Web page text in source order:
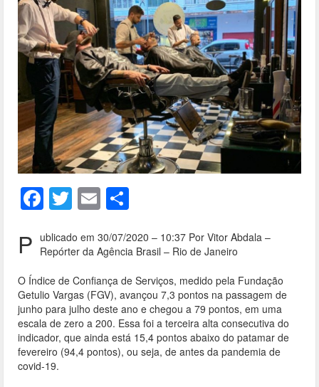
F
ac
e
b
o
o
k
T
w
itt
er
E
m
ai
l
ar
e
P ublicado em 30/07/2020 – 10:37 Por Vitor Abdala –
Repórter da Agência Brasil – Rio de Janeiro
O Índice de Confiança de Serviços, medido pela Fundação
Getulio Vargas (FGV), avançou 7,3 pontos na passagem de
junho para julho deste ano e chegou a 79 pontos, em uma
escala de zero a 200. Essa foi a terceira alta consecutiva do
indicador, que ainda está 15,4 pontos abaixo do patamar de
fevereiro (94,4 pontos), ou seja, de antes da pandemia de
covid-19.